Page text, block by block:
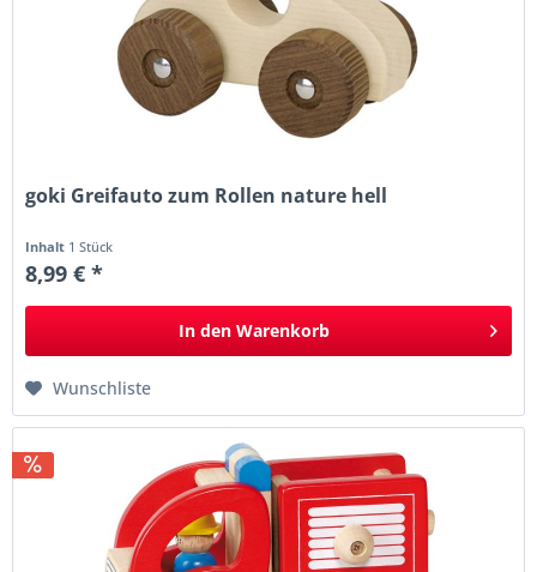
goki Greifauto zum Rollen nature hell
Inhalt 1 Stück
8,99 € *
In den Warenkorb
Wunschliste